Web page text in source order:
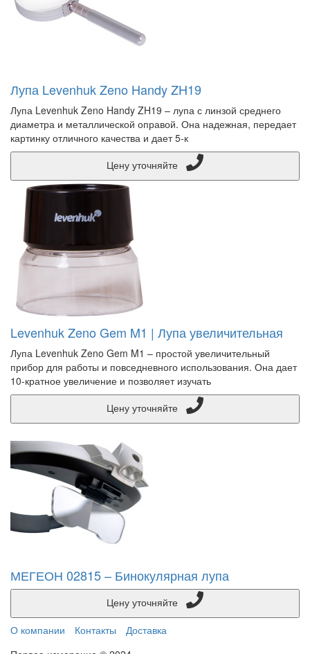
Лупа Levenhuk Zeno Handy ZH19
Лупа Levenhuk Zeno Handy ZH19 – лупа с линзой среднего
диаметра и металлической оправой. Она надежная, передает
картинку отличного качества и дает 5-к
Levenhuk Zeno Gem M1 | Лупа увеличительная
Лупа Levenhuk Zeno Gem M1 – простой увеличительный
прибор для работы и повседневного использования. Она дает
10-кратное увеличение и позволяет изучать
МЕГЕОН 02815 – Бинокулярная лупа
О компании
Контакты
Доставка